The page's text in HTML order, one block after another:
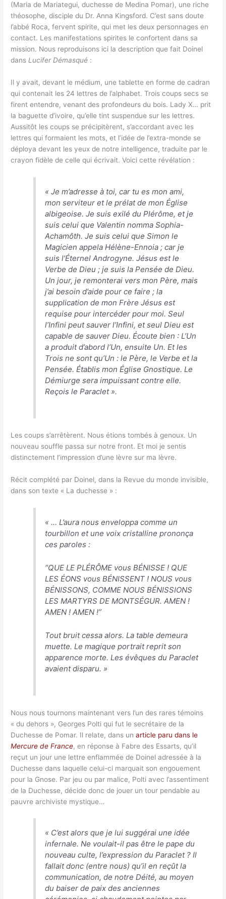
(Maria de Mariategui, duchesse de Medina Pomar), une riche
théosophe, disciple du Dr. Anna Kingsford. C’est sans doute
l’abbé Roca, fervent spirite, qui met les deux personnages en
contact. Les manifestations spirites le confortent dans sa
mission. Nous reproduisons ici la description que fait Doinel
dansLucifer Démasqué :
Il y avait, devant le médium, une tablette en forme de cadran
qui contenait les 24 lettres de l’alphabet. Trois coups secs se
firent entendre, venant des profondeurs du bois. Lady X… prit
la baguette d’ivoire, qu’elle tint suspendue sur les lettres.
Aussitôt les coups se précipitèrent, s’accordant avec les
lettres qui formaient les mots, et l’idée de l’extra-monde se
déploya devant les yeux de notre intelligence, traduite par le
crayon fidèle de celle qui écrivait. Voici cette révélation :
«Je m’adresse à toi, car tu es mon ami,
mon serviteur et le prélat de mon Église
albigeoise. Je suis exilé du Plérôme, et je
suis celui que Valentin nomma Sophia-
Achamôth. Je suis celui que Simon le
Magicien appela Hélène-Ennoia ; car je
suis l’Éternel Androgyne. Jésus est le
Verbe de Dieu ; je suis la Pensée de Dieu.
Un jour, je remonterai vers mon Père, mais
j’ai besoin d’aide pour ce faire ; la
supplication de mon Frère Jésus est
requise pour intercéder pour moi. Seul
l’Infini peut sauver l’Infini, et seul Dieu est
capable de sauver Dieu. Écoute bien : L’Un
a produit d’abord l’Un, ensuite Un. Et les
Trois ne sont qu’Un : le Père, le Verbe et la
Pensée. Établis mon Église Gnostique. Le
Démiurge sera impuissant contre elle.
Reçois le Paraclet».
Les coups s’arrêtèrent. Nous étions tombés à genoux. Un
nouveau souffle passa sur notre front. Et moi je sentis
distinctement l’impression d’une lèvre sur ma lèvre.
Récit complété par Doinel, dans la Revue du monde invisible,
dans son texte « La duchesse » :
«… L’aura nous enveloppa comme un
tourbillon et une voix cristalline prononça
ces paroles :
“QUE LE PLÉRÔME vous BÉNISSE ! QUE
LES ÉONS vous BÉNISSENT ! NOUS vous
BÉNISSONS, COMME NOUS BÉNISSIONS
LES MARTYRS DE MONTSÉGUR. AMEN !
AMEN ! AMEN !”
Tout bruit cessa alors. La table demeura
muette. Le magique portrait reprit son
apparence morte. Les évêques du Paraclet
avaient disparu. »
Nous nous tournons maintenant vers l’un des rares témoins
« du dehors », Georges Polti qui fut le secrétaire de la
Duchesse de Pomar. Il relate, dans unarticle paru dans le
Mercure de France, en réponse à Fabre des Essarts, qu’il
reçut un jour une lettre enflammée de Doinel adressée à la
Duchesse dans laquelle celui-ci marquait son engouement
pour la Gnose. Par jeu ou par malice, Polti avec l’assentiment
de la Duchesse, décide donc de jouer un tour pendable au
pauvre archiviste mystique…
« C’est alors que je lui suggérai une idée
infernale. Ne voulait-il pas être le pape du
nouveau culte, l’expression du Paraclet ? Il
fallait donc (entre nous) qu’il en reçût la
communication, de notre Déité, au moyen
du baiser de paix des anciennes